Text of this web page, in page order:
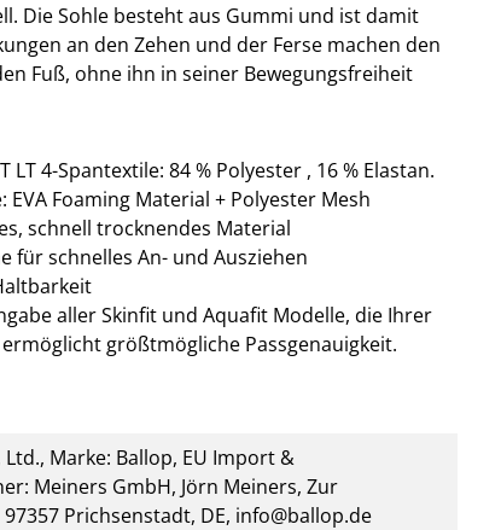
Die Sohle besteht aus Gummi und ist damit
an den Zehen und der Ferse machen den
Fuß, ohne ihn in seiner Bewegungsfreiheit
LT 4-Spantextile: 84 % Polyester , 16 % Elastan.
EVA Foaming Material + Polyester Mesh
schnell trocknendes Material
für schnelles An- und Ausziehen
aller Skinfit und Aquafit Modelle, die Ihrer
größtmögliche Passgenauigkeit.
Ltd., Marke: Ballop, EU Import &
Meiners GmbH, Jörn Meiners, Zur
Prichsenstadt, DE, info@ballop.de